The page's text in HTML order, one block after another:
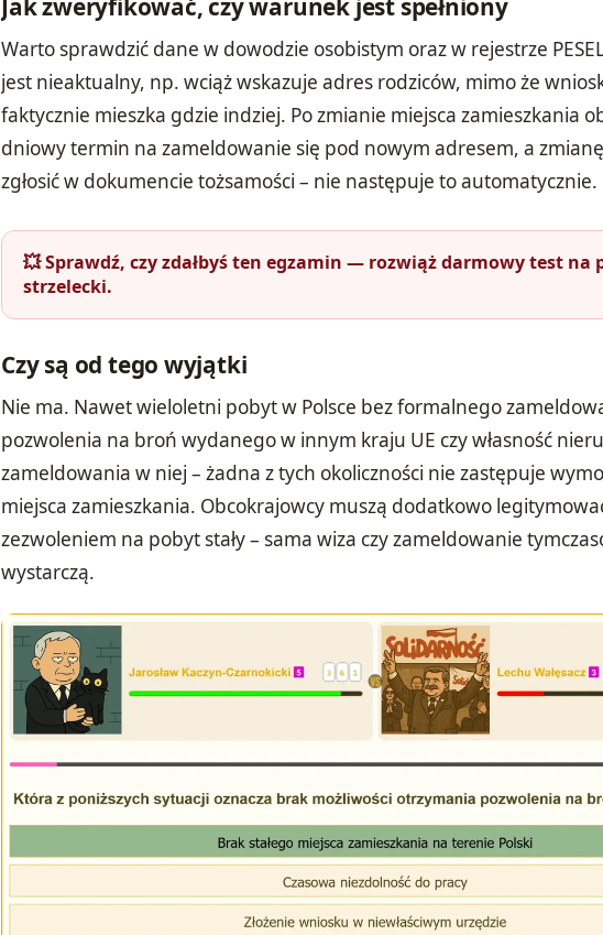
Jak zweryfikować, czy warunek jest spełniony
Warto sprawdzić dane w dowodzie osobistym oraz w rejestrze
jest nieaktualny, np. wciąż wskazuje adres rodziców, mimo że
faktycznie mieszka gdzie indziej. Po zmianie miejsca zamieszkania
dniowy termin na zameldowanie się pod nowym adresem, a
zgłosić w dokumencie tożsamości – nie następuje to automatycznie.
💥 Sprawdź, czy zdałbyś ten egzamin — rozwiąż darmowy test na
strzelecki.
Czy są od tego wyjątki
Nie ma. Nawet wieloletni pobyt w Polsce bez formalnego
pozwolenia na broń wydanego w innym kraju UE czy własność
zameldowania w niej – żadna z tych okoliczności nie zastępuje
miejsca zamieszkania. Obcokrajowcy muszą dodatkowo
zezwoleniem na pobyt stały – sama wiza czy zameldowanie
wystarczą.